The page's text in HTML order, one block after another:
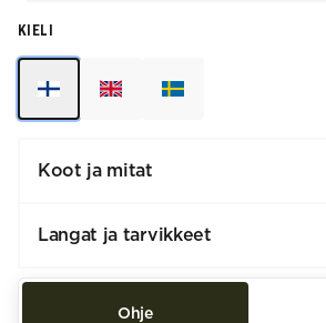
KIELI
Koot ja mitat
Langat ja tarvikkeet
Ohje